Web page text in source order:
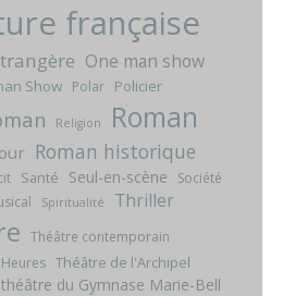
française
One man show
Show Polar Policier
Religion Roman
Roman historique
Santé Seul-en-scène
Société
Spiritualité Thriller
Théâtre contemporain
Théâtre de l'Archipel
théâtre du Gymnase Marie-Bell